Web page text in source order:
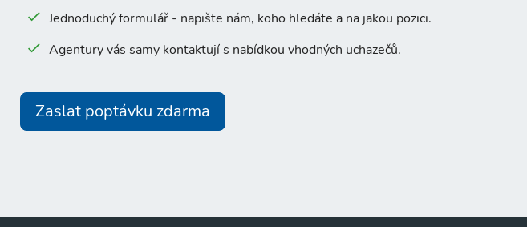
Jednoduchý formulář - napište nám, koho hledáte a na jakou pozici.
Agentury vás samy kontaktují s nabídkou vhodných uchazečů.
Zaslat poptávku zdarma